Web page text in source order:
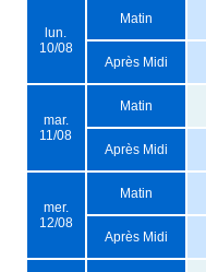
lun.
10/08
Matin
Après Midi
mar.
11/08
Matin
Après Midi
mer.
12/08
Matin
Après Midi